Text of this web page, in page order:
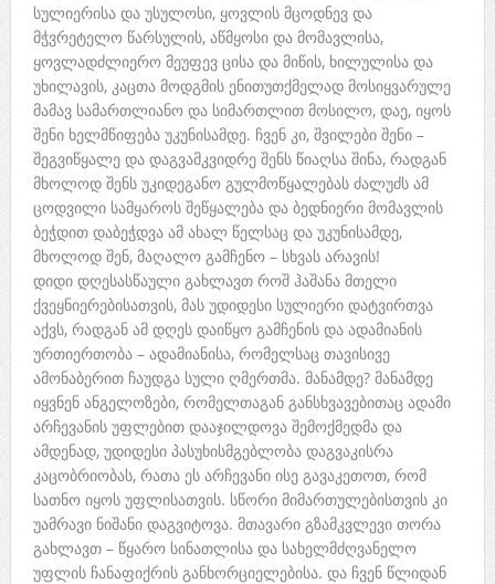
სულიერისა და უსულოსი, ყოვლის მცოდნევ და
მჭვრეტელო წარსულის, აწმყოსი და მომავლისა,
ყოვლადძლიერო მეუფევ ცისა და მიწის, ხილულისა და
უხილავის, კაცთა მოდგმის ენითუთქმელად მოსიყვარულე
მამავ სამართლიანო და სიმართლით მოსილო, დაე, იყოს
შენი ხელმწიფება უკუნისამდე. ჩვენ კი, შვილები შენი –
შეგვიწყალე და დაგვამკვიდრე შენს წიაღსა შინა, რადგან
მხოლოდ შენს უკიდეგანო გულმოწყალებას ძალუძს ამ
ცოდვილი სამყაროს შეწყალება და ბედნიერი მომავლის
ბეჭდით დაბეჭდვა ამ ახალ წელსაც და უკუნისამდე,
მხოლოდ შენ, მაღალო გამჩენო – სხვას არავის!
დიდი დღესასწაული გახლავთ როშ ჰაშანა მთელი
ქვეყნიერებისათვის, მას უდიდესი სულიერი დატვირთვა
აქვს, რადგან ამ დღეს დაიწყო გამჩენის და ადამიანის
ურთიერთობა – ადამიანისა, რომელსაც თავისივე
ამონაბერით ჩაუდგა სული ღმერთმა. მანამდე? მანამდე
იყვნენ ანგელოზები, რომელთაგან განსხვავებითაც ადამი
არჩევანის უფლებით დააჯილდოვა შემოქმედმა და
ამდენად, უდიდესი პასუხისმგებლობა დაგვაკისრა
კაცობრიობას, რათა ეს არჩევანი ისე გავაკეთოთ, რომ
სათნო იყოს უფლისათვის. სწორი მიმართულებისთვის კი
უამრავი ნიშანი დაგვიტოვა. მთავარი გზამკვლევი თორა
გახლავთ – წყარო სინათლისა და სახელმძღვანელო
უფლის ჩანაფიქრის განხორციელებისა. და ჩვენ წლიდან